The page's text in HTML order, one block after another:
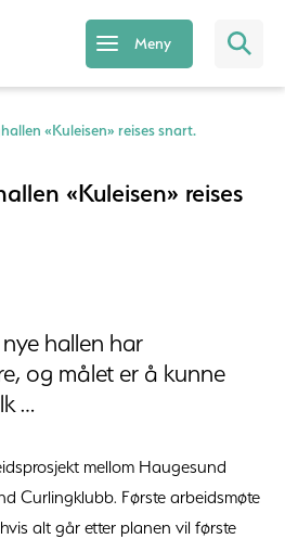
Meny
«Kuleisen» reises snart.
«Kuleisen» reises
hallen har
og målet er å kunne
…
mellom Haugesund
Curlingklubb. Første arbeidsmøte
alt går etter planen vil første